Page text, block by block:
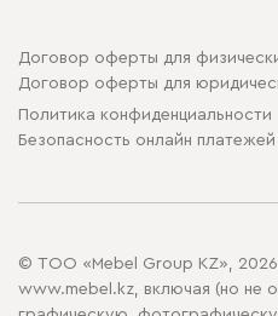
Договор оферты для
Договор оферты для
Политика конфиденциальности
Безопасность онлайн платежей
© ТОО «Mebel Group KZ»,
www.mebel.kz, включая (но не